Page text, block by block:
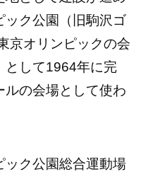
ック公園（旧駒沢ゴ
京オリンピックの会
として1964年に完
ルの会場として使わ
ック公園総合運動場